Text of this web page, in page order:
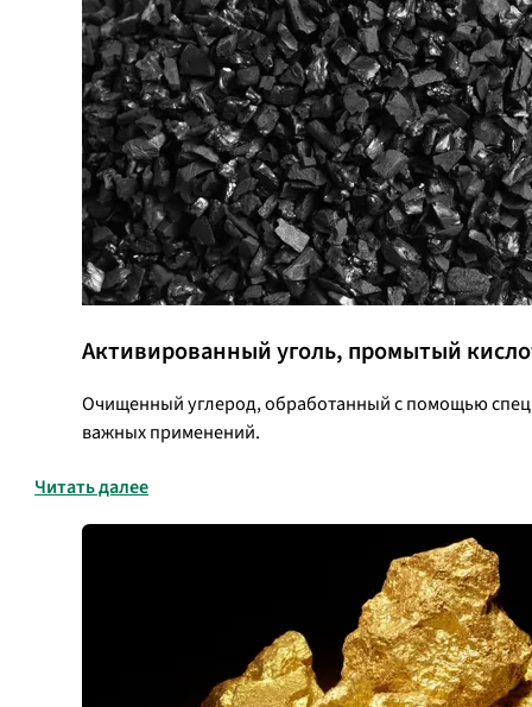
Активированный уголь, промытый
Очищенный углерод, обработанный с помощью
важных применений.
Читать далее